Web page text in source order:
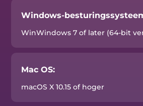
Windows-
WinWindows 7 of later (64-bit
Mac OS:
macOS X 10.15 of hoger